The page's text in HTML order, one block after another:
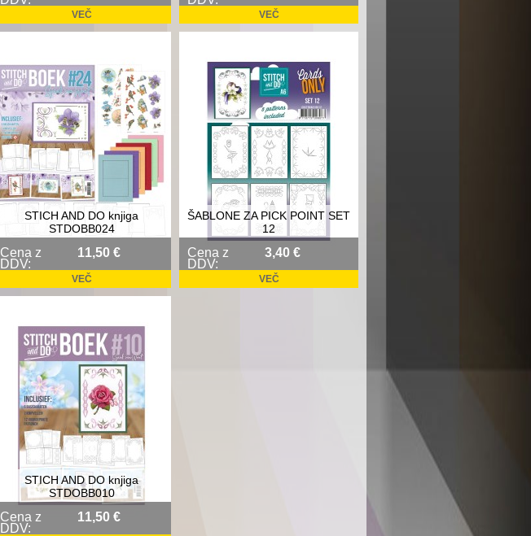
VEČ VEČ
STICH AND DO knjiga
STDOBB024
Cena z
DDV:
11,50 €
VEČ
ŠABLONE ZA PICK POINT SET
12
Cena z
DDV:
3,40 €
VEČ
STICH AND DO knjiga
STDOBB010
Cena z
DDV:
11,50 €